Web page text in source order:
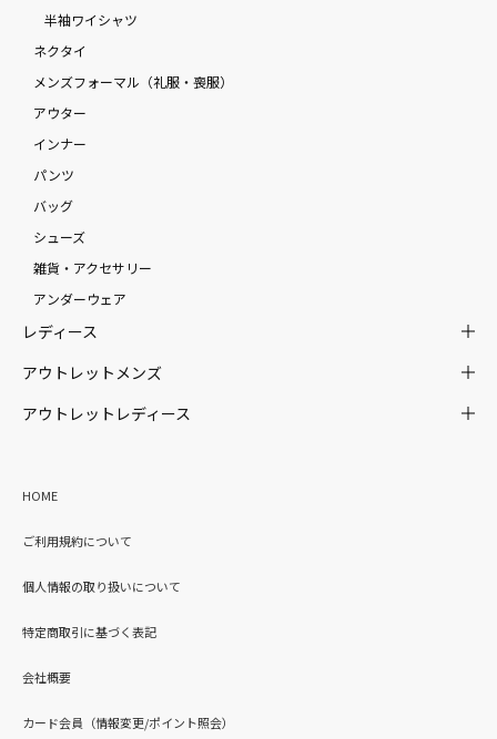
半袖ワイシャツ
ネクタイ
メンズフォーマル（礼服・喪服）
アウター
インナー
パンツ
バッグ
シューズ
雑貨・アクセサリー
アンダーウェア
レディース
アウトレットメンズ
アウトレットレディース
HOME
ご利用規約について
個人情報の取り扱いについて
特定商取引に基づく表記
会社概要
カード会員（情報変更/ポイント照会）